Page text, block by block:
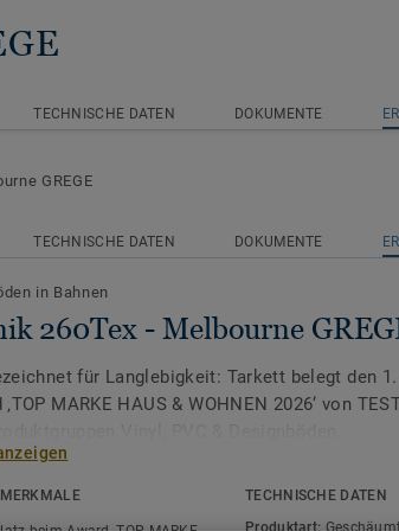
TECHNISCHE DATEN DOKUMENTE
GREGE
TECHNISCHE DATEN DOKUMENTE
in Bahnen
260Tex - Melbourne
für Langlebigkeit: Tarkett belegt den
MARKE HAUS & WOHNEN 2026‘ von
TECHNISCHE DATEN
Produktart: